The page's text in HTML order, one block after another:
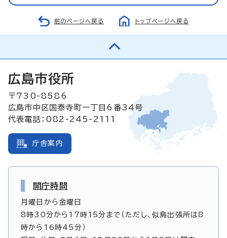
前のページへ戻る トップページへ戻る
広島市役所
〒730-8586
広島市中区国泰寺町一丁目6番34号
代表電話：082-245-2111
庁舎案内
開庁時間
月曜日から金曜日
8時30分から17時15分まで（ただし、似島出張所は8
時から16時45分）